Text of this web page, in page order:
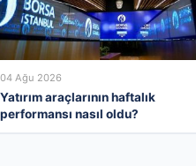
04 Ağu 2026
Yatırım araçlarının haftalık
performansı nasıl oldu?